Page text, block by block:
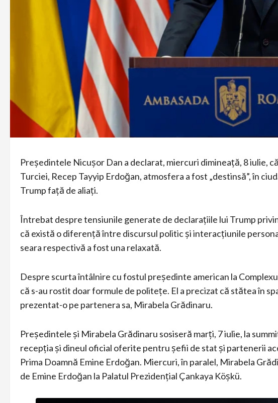
Președintele Nicușor Dan a declarat, miercuri dimineață, 8 iulie,
Turciei, Recep Tayyip Erdoğan, atmosfera a fost „destinsă”, în
Trump față de aliați.
Întrebat despre tensiunile generate de declarațiile lui Trump
că există o diferență între discursul politic și interacțiunile
seara respectivă a fost una relaxată.
Despre scurta întâlnire cu fostul președinte american la
că s-au rostit doar formule de politețe. El a precizat că stătea în
prezentat-o pe partenera sa, Mirabela Grădinaru.
Președintele și Mirabela Grădinaru sosiseră marți, 7 iulie, la
recepția și dineul oficial oferite pentru șefii de stat și partenerii
Prima Doamnă Emine Erdoğan. Miercuri, în paralel, Mirabela
de Emine Erdoğan la Palatul Prezidențial Çankaya Köşkü.